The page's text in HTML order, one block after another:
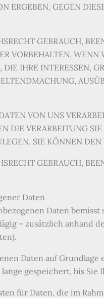
ERGEBEN, GEGEN
GEBRAUCH,
VORBEHALTEN,
IHRE INTERESSEN,
VON UNS
DIE VERARBEITUNG
SIE KÖNNEN
GEBRAUCH,
Daten
Daten
– zusätzlich anhand
Daten auf
gespeichert, bis
für Daten, die im